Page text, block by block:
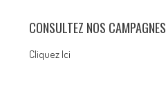
CONSULTEZ NOS CAMPAGNES
Cliquez Ici